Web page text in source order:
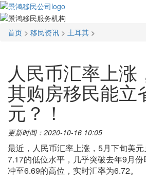
首页 > 移民资讯 > 土耳其 >
人民币汇率上涨
其购房移民能立
元？！
更新时间：2020-10-16 10:05
最近，人民币汇率上涨，5月下旬美
7.17的低位水平，几乎突破去年9月
冲至6.69的高位，实时汇率为6.72。